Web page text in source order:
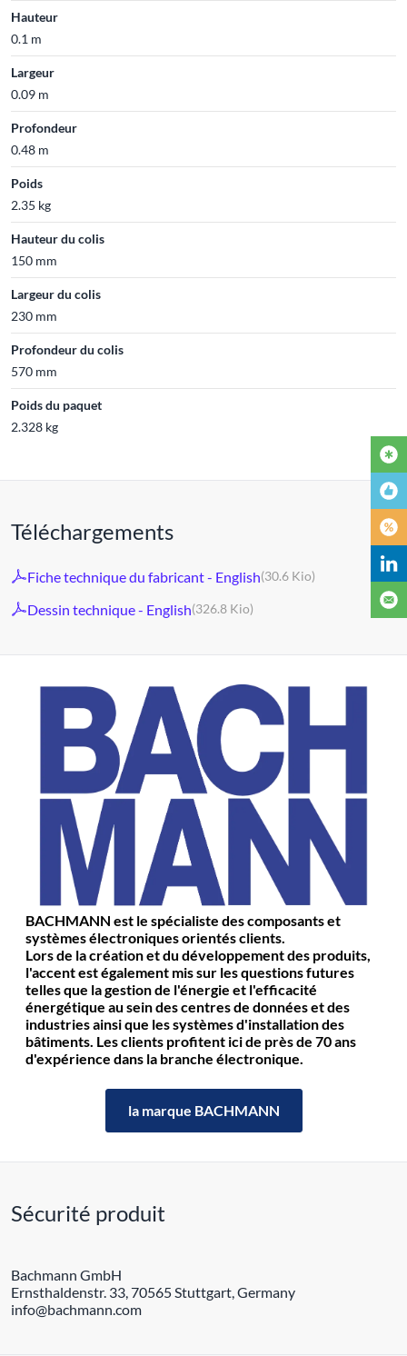
Hauteur
0.1 m
Largeur
0.09 m
Profondeur
0.48 m
Poids
2.35 kg
Hauteur du colis
150 mm
Largeur du colis
230 mm
Profondeur du colis
570 mm
Poids du paquet
2.328 kg
Téléchargements
Fiche technique du fabricant - English(30.6 Kio)
Dessin technique - English(326.8 Kio)
BACHMANN est le spécialiste des composants et
systèmes électroniques orientés clients.
Lors de la création et du développement des produits,
l'accent est également mis sur les questions futures
telles que la gestion de l'énergie et l'efficacité
énergétique au sein des centres de données et des
industries ainsi que les systèmes d'installation des
bâtiments. Les clients profitent ici de près de 70 ans
d'expérience dans la branche électronique.
la marque BACHMANN
Sécurité produit
Bachmann GmbH
Ernsthaldenstr. 33, 70565 Stuttgart, Germany
info@bachmann.com